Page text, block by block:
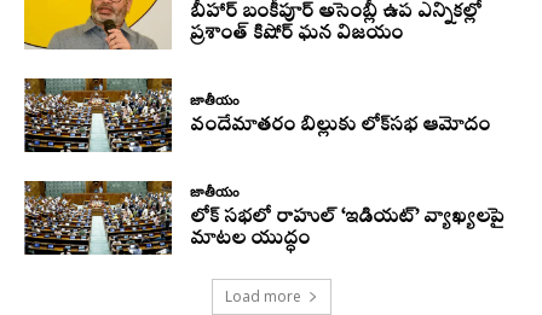
బీహార్ బంకీపూర్ అసెంబ్లీ ఉప ఎన్నికల్లో
ప్రశాంత్ కిషోర్ ఘన విజయం
జాతీయం
వందేమాతరం బిల్లుకు లోక్‌సభ ఆమోదం
జాతీయం
లోక్ సభలో రాహుల్ ‘ఇడియట్’ వ్యాఖ్యలపై
మాటల యుద్ధం
Load more